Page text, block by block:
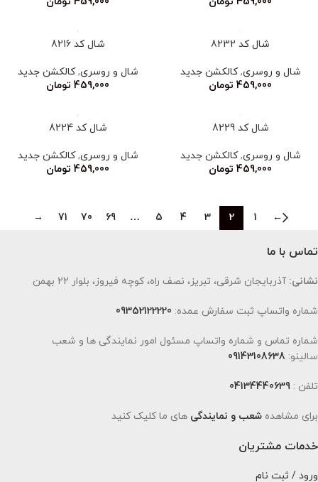
شال کد 8232
شال و روسری,کالکشن جدید
459,000 تومان
شال کد 8216
شال و روسری,کالکشن جدید
459,000 تومان
شال کد 8229
شال و روسری,کالکشن جدید
459,000 تومان
شال کد 8224
شال و روسری,کالکشن جدید
459,000 تومان
←
1
2
3
4
5
…
69
70
71
→
تماس با ما
نشانی: آذربایجان شرقی، تبریز، نصف راه، کوچه فیروز، بلوار 22 بهمن
شماره واتساپ ثبت سفارش عمده: 09352122220
شماره تماس و شماره واتساپ مسئول امور نمایندگی ها و شعب
سالینو: 09143108638
تلفن : 04134440639
برای مشاهده شعب و نمایندگی های ما کلیک کنید
خدمات مشتریان
ورود / ثبت نام